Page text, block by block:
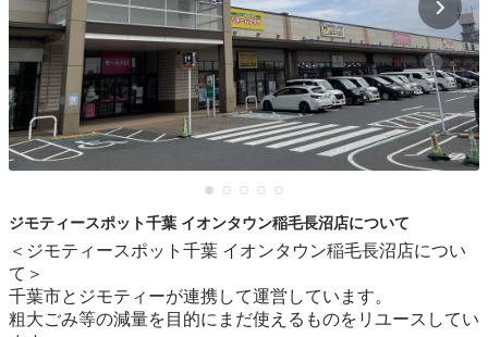
ジモティースポット千葉 イオンタウン稲毛長沼店について
＜ジモティースポット千葉 イオンタウン稲毛長沼店につい
て＞
千葉市とジモティーが連携して運営しています。
粗⼤ごみ等の減量を⽬的にまだ使えるものをリユースしてい